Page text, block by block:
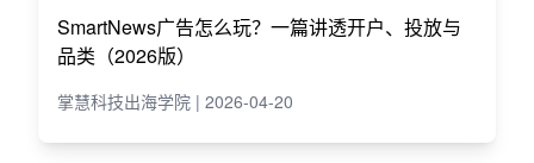
SmartNews广告怎么玩？一篇讲透开户、投放与
品类（2026版）
掌慧科技出海学院 | 2026-04-20